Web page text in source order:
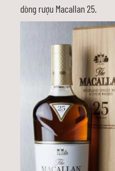
dòng rượu Macallan 25.